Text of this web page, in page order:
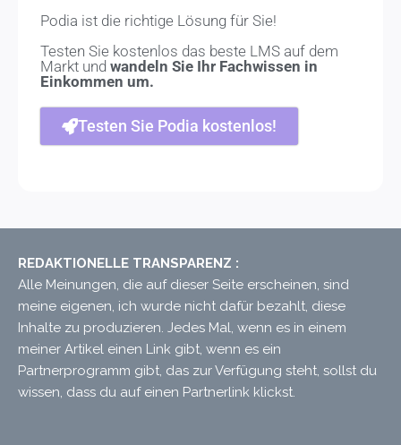
Podia ist die richtige Lösung für Sie!
Testen Sie kostenlos das beste LMS auf dem
Markt undwandeln Sie Ihr Fachwissen in
Einkommen um.
Testen Sie Podia kostenlos!
REDAKTIONELLE TRANSPARENZ :
Alle Meinungen, die auf dieser Seite erscheinen, sind
meine eigenen, ich wurde nicht dafür bezahlt, diese
Inhalte zu produzieren. Jedes Mal, wenn es in einem
meiner Artikel einen Link gibt, wenn es ein
Partnerprogramm gibt, das zur Verfügung steht, sollst du
wissen, dass du auf einen Partnerlink klickst.